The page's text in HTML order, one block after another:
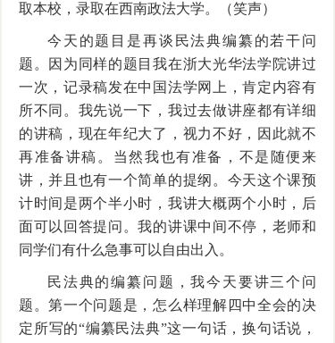
取本校，录取在西南政法大学。（笑声）
今天的题目是再谈民法典编纂的若干问
题。因为同样的题目我在浙大光华法学院讲过
一次，记录稿发在中国法学网上，肯定内容有
所不同。我先说一下，我过去做讲座都有详细
的讲稿，现在年纪大了，视力不好，因此就不
再准备讲稿。当然我也有准备，不是随便来
讲，并且也有一个简单的提纲。今天这个课预
计时间是两个半小时，我讲大概两个小时，后
面可以回答提问。我的讲课中间不停，老师和
同学们有什么急事可以自由出入。
民法典的编纂问题，我今天要讲三个问
题。第一个问题是，怎么样理解四中全会的决
定所写的“编纂民法典”这一句话，换句话说，